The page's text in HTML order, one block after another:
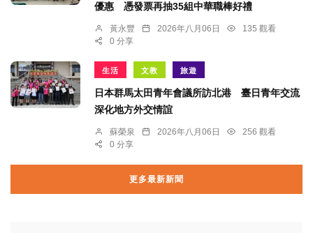
優惠 憑發票再抽35組中華職棒好禮
黃永豐 2026年八月06日
135 觀看
0 分享
生活 文教 旅遊
日本群馬太田青年會議所訪北港 臺日青年交流
深化地方外交情誼
蘇榮泉 2026年八月06日
256 觀看
0 分享
更多最新新聞